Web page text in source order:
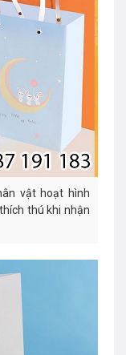
vật hoạt hình
thú khi nhận